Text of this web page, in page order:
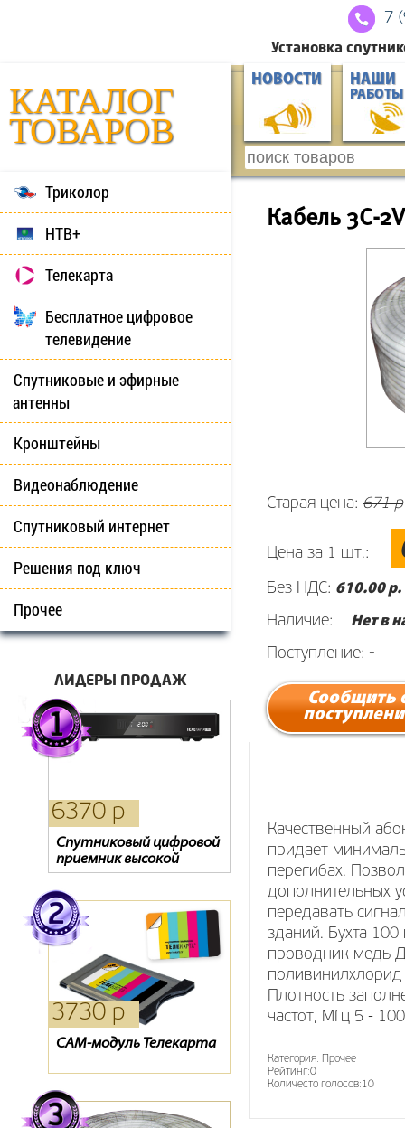
7
Установка
КАТАЛОГ
ТОВАРОВ
НОВОСТИ НАШИ
РАБОТЫ
Триколор
НТВ+
Телекарта
Бесплатное цифровое
телевидение
Спутниковые и эфирные
антенны
Кронштейны
Видеонаблюдение
Спутниковый интернет
Решения под ключ
Прочее
ЛИДЕРЫ ПРОДАЖ
6370 р
Спутниковый цифровой
приемник высокой
четкости CHD-04/CX (3
года просмотра на
выбор!!!)
1270 р
Oriel 202
1980 р
Кронштейн SP 400
3730 р
CAM-модуль Телекарта
1980 р
Антенна Locus L 3021
440 р
Антенна Дельта 111
Кабель 3С-
Старая цена: 671 р
Цена за 1 шт.:
Без НДС: 610.00 р.
Наличие:
Нет в
Поступление: -
Сообщить
Качественный
придает
перегибах.
дополнительных
передавать
зданий. Бухта
проводник медь
Плотность
частот, МГц 5 -
Категория:
Прочее
Рейтинг:0
Количесто голосов:10